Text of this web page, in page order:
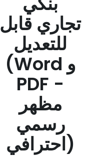
تجاري قابل
للتعديل
(Word و
PDF -
مظهر
رسمي
احترافي)